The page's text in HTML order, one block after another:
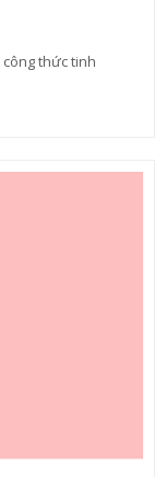
công thức tinh